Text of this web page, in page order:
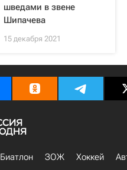
шведами в звене
Шипачева
15 декабря 2021
Биатлон ЗОЖ Хоккей